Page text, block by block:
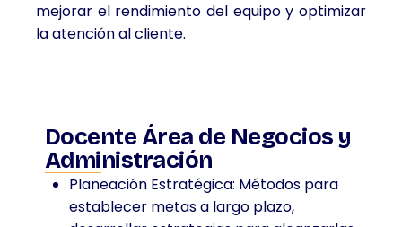
mejorar el rendimiento del equipo y optimizar
la atención al cliente.
Docente Área de Negocios y
Administración
Planeación Estratégica: Métodos para
establecer metas a largo plazo,